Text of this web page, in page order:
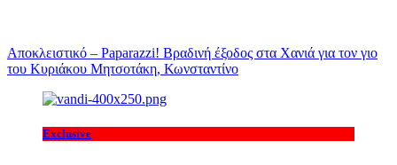
Αποκλειστικό – Paparazzi! Βραδινή έξοδος στα Χανιά για τον γιο
του Κυριάκου Μητσοτάκη, Κωνσταντίνο
Exclusive